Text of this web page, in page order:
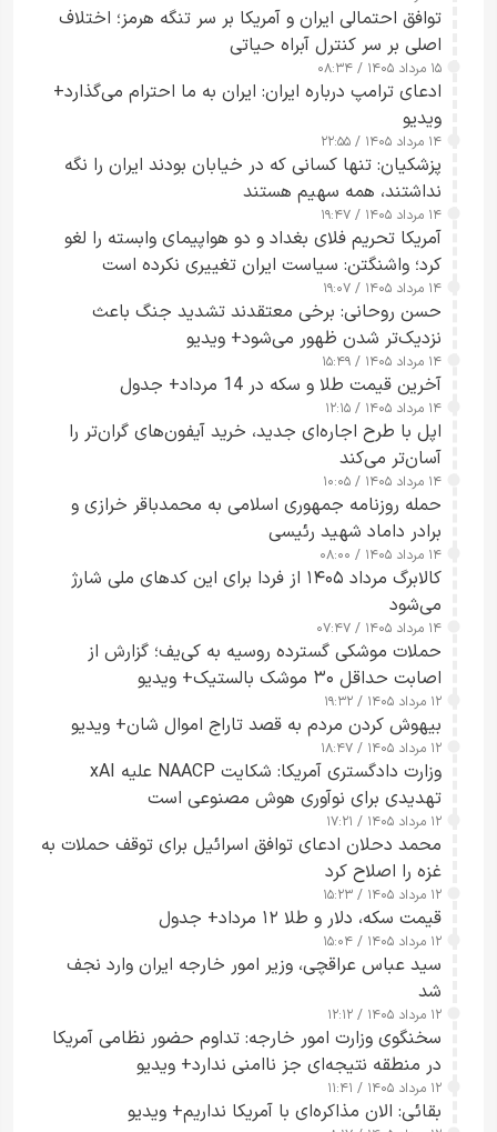
توافق احتمالی ایران و آمریکا بر سر تنگه هرمز؛ اختلاف
اصلی بر سر کنترل آبراه حیاتی
۱۵ مرداد ۱۴۰۵ / ۰۸:۳۴
ادعای ترامپ درباره ایران: ایران به ما احترام می‌گذارد+
ویدیو
۱۴ مرداد ۱۴۰۵ / ۲۲:۵۵
پزشکیان: تنها کسانی که در خیابان بودند ایران را نگه
نداشتند، همه سهیم هستند
۱۴ مرداد ۱۴۰۵ / ۱۹:۴۷
آمریکا تحریم فلای بغداد و دو هواپیمای وابسته را لغو
کرد؛ واشنگتن: سیاست ایران تغییری نکرده است
۱۴ مرداد ۱۴۰۵ / ۱۹:۰۷
حسن روحانی: برخی معتقدند تشدید جنگ باعث
نزدیک‌تر شدن ظهور می‌شود+ ویدیو
۱۴ مرداد ۱۴۰۵ / ۱۵:۴۹
آخرین قیمت طلا و سکه در 14 مرداد+ جدول
۱۴ مرداد ۱۴۰۵ / ۱۲:۱۵
اپل با طرح اجاره‌ای جدید، خرید آیفون‌های گران‌تر را
آسان‌تر می‌کند
۱۴ مرداد ۱۴۰۵ / ۱۰:۰۵
حمله روزنامه جمهوری اسلامی به محمدباقر خرازی و
برادر داماد شهید رئیسی
۱۴ مرداد ۱۴۰۵ / ۰۸:۰۰
کالابرگ مرداد ۱۴۰۵ از فردا برای این کدهای ملی شارژ
می‌شود
۱۴ مرداد ۱۴۰۵ / ۰۷:۴۷
حملات موشکی گسترده روسیه به کی‌یف؛ گزارش از
اصابت حداقل ۳۰ موشک بالستیک+ ویدیو
۱۲ مرداد ۱۴۰۵ / ۱۹:۳۲
بیهوش کردن مردم به قصد تاراج اموال شان+ ویدیو
۱۲ مرداد ۱۴۰۵ / ۱۸:۴۷
وزارت دادگستری آمریکا: شکایت NAACP علیه xAI
تهدیدی برای نوآوری هوش مصنوعی است
۱۲ مرداد ۱۴۰۵ / ۱۷:۲۱
محمد دحلان ادعای توافق اسرائیل برای توقف حملات به
غزه را اصلاح کرد
۱۲ مرداد ۱۴۰۵ / ۱۵:۲۳
قیمت سکه، دلار و طلا ۱۲ مرداد+ جدول
۱۲ مرداد ۱۴۰۵ / ۱۵:۰۴
سید عباس عراقچی، وزیر امور خارجه ایران وارد نجف
شد
۱۲ مرداد ۱۴۰۵ / ۱۲:۱۲
سخنگوی وزارت امور خارجه: تداوم حضور نظامی آمریکا
در منطقه نتیجه‌ای جز ناامنی ندارد+ ویدیو
۱۲ مرداد ۱۴۰۵ / ۱۱:۴۱
بقائی: الان مذاکره‌ای با آمریکا نداریم+ ویدیو